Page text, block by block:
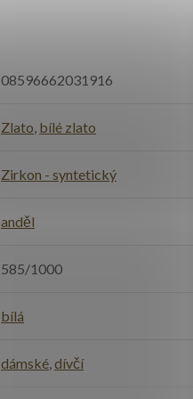
08596662031916
Zlato, bílé zlato
Zirkon - syntetický
anděl
585/1000
bílá
dámské,dívčí